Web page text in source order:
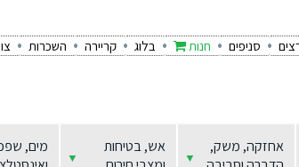
סניפים חנות בלוג קריירה השכרות
אחזקה, משק,
אש, בטיחות
מים,